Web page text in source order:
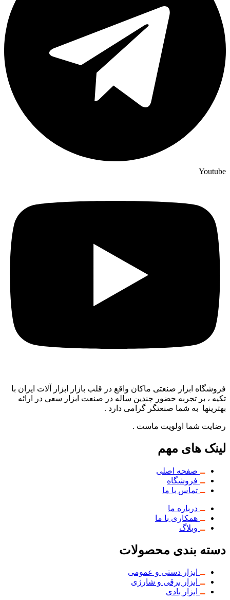
Youtube
فروشگاه ابزار صنعتی ماکان واقع در قلب بازار ابزار آلات ایران با
تکیه ، بر تجربه حضور چندین ساله در صنعت ابزار سعی در ارائه
بهترینها به شما صنعتگر گرامی دارد .
رضایت شما اولویت ماست .
لینک های مهم
صفحه اصلی
فروشگاه
تماس با ما
درباره ما
همکاری با ما
وبلاگ
دسته بندی محصولات
ابزار دستی و عمومی
ابزار برقی و شارژی
ابزار بادی